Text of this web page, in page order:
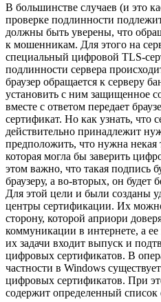
В большинстве случаев (и это
проверке подлинности
должны быть уверены, что
к мошенникам. Для этого на
специальный цифровой TLS-
подлинности сервера
браузер обращается к серверу
установить с ним защищенное
вместе с ответом передает
сертификат. Но как узнать, что
действительно принадлежит
предположить, что нужна некая
которая могла бы заверить
этом важно, что такая подпись
браузеру, а во-вторых, он будет
Для этой цели и были созданы
центры сертификации. Их
сторону, которой априори
коммуникации в интернете, а
их задачи входит выпуск и
цифровых сертификатов. В
частности в Windows
цифровых сертификатов. При
содержит определенный